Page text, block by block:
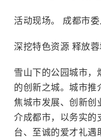
活动现场。 成都市
深挖特色资源 释放
雪山下的公园城市，
的创新之城。城市推
焦城市发展、创新创
介成都市，以务实的
台、至诚的爱才礼遇